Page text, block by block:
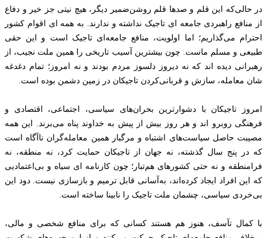
در حالی‌که این قلم و صدها قلم روشن‌ضمیر دیگر، هیچ نیتی جز خیر و دفاع
از منافع راهبردی جامعه ای تاجیک نداشته و ندارند. به همه ای اقوام کشور
احترام می‌گذاریم؛ اما اولویت، منافع جامعه‌ای تاجیک است و این حقی
طبیعی و مسلم ماست. چون بیشترین آسیب تاریخی را همین ملت نجیب، از
رهبرانی دیده اند که نه دیروز دلسوز مردم بودند و نه امروز؛ تمام دغدغه‌
شان معامله، سازش و قربانی‌کردن تاجیکان در زمین دشمن بوده است.
امروز تاجیکان با دشوارترین بحران‌های سیاسی، اجتماعی، اقتصادی و
فرهنگی روبرو اند و هر روز بیش از پیش به خداوند پناه می‌برند. این همه
مصیبت حاصل سیاست‌های اشتباه و مرگبار همین معامله‌گران ناآگاه است
که در پنج سال گذشته، نه جهان از تاجیکان حمایت کرد، نه منطقه، نه
فرامنطقه و نه حتی کشورهای هم‌تبار؛ چون کارنامه ای سیاه و بی‌اعتمادیی
که این افراد ایجاد کرده‌اند، به‌آسانی قابل ترمیم و بازسازی نیست. دود این
بی‌خردی سیاسی، چشمان ملت تاجیک را نابینا ساخته است.
با کمال تآسف، هنوز هم هستند کسانی که برای منافع شخصی و مالی،